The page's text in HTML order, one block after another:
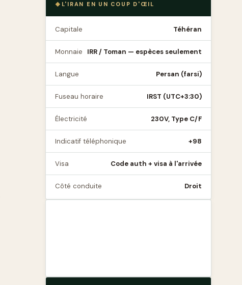
L'IRAN EN UN COUP D'ŒIL
Capitale Téhéran
Monnaie IRR / Toman — espèces seulement
Langue Persan (farsi)
Fuseau horaire IRST (UTC+3:30)
Électricité 230V, Type C/F
Indicatif téléphonique +98
Visa Code auth + visa à l'arrivée
Côté conduite Droit